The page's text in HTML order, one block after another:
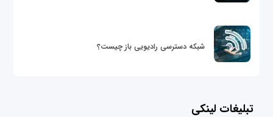
شبکه دسترسی رادیویی باز چیست؟
تبلیغات لینکی